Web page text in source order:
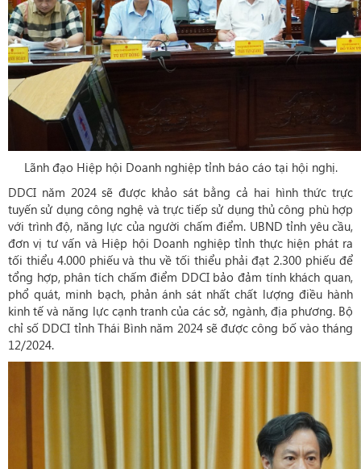
Lãnh đạo Hiệp hội Doanh nghiệp tỉnh báo cáo tại hội nghị.
DDCI năm 2024 sẽ được khảo sát bằng cả hai hình thức trực
tuyến sử dụng công nghệ và trực tiếp sử dụng thủ công phù hợp
với trình độ, năng lực của người chấm điểm. UBND tỉnh yêu cầu,
đơn vị tư vấn và Hiệp hội Doanh nghiệp tỉnh thực hiện phát ra
tối thiểu 4.000 phiếu và thu về tối thiểu phải đạt 2.300 phiếu để
tổng hợp, phân tích chấm điểm DDCI bảo đảm tính khách quan,
phổ quát, minh bạch, phản ánh sát nhất chất lượng điều hành
kinh tế và năng lực cạnh tranh của các sở, ngành, địa phương. Bộ
chỉ số DDCI tỉnh Thái Bình năm 2024 sẽ được công bố vào tháng
12/2024.